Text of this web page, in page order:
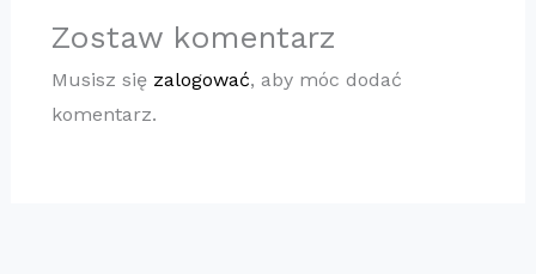
Zostaw komentarz
Musisz się zalogować, aby móc dodać
komentarz.